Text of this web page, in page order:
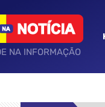
NA INFORMAÇÃO